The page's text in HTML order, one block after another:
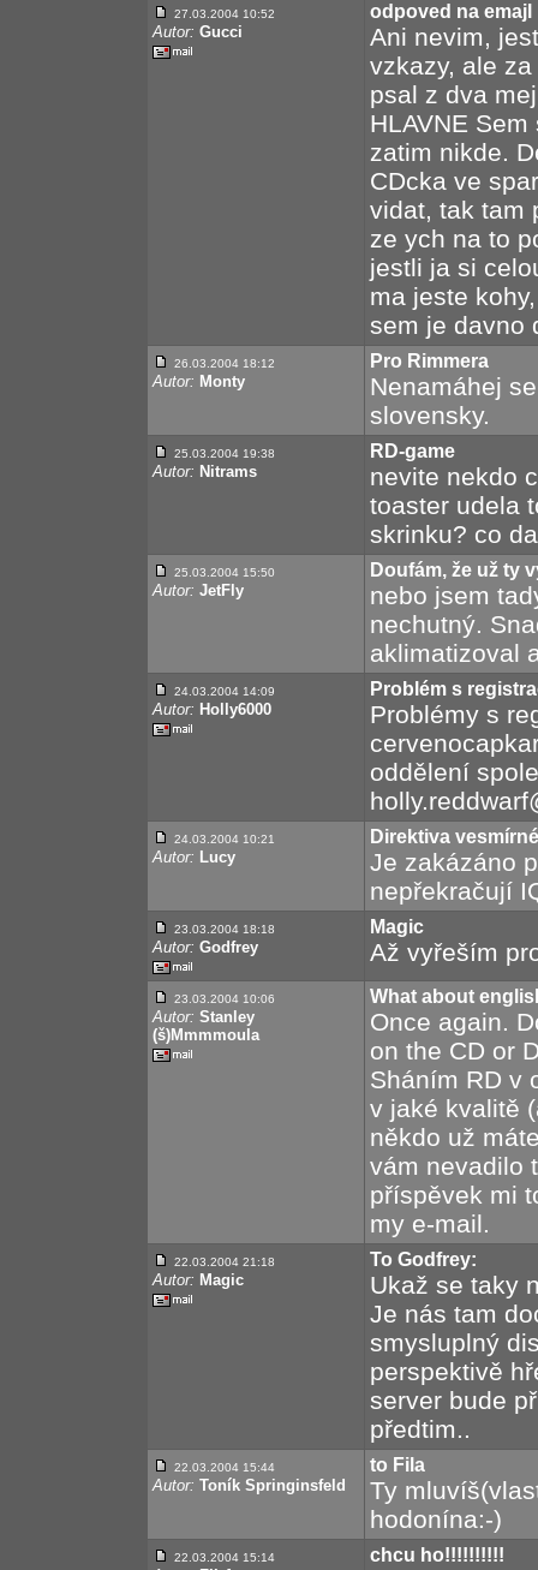
27.03.2004 10:52
Autor: Gucci
odpoved na emajl
Ani nevim,
vzkazy, ale
psal z dva
HLAVNE
zatim nikde.
CDcka ve
vidat, tak tam
ze ych na to
jestli ja si
ma jeste
sem je davno
26.03.2004 18:12
Autor: Monty
Pro Rimmera
Nenamáhej
slovensky.
25.03.2004 19:38
Autor: Nitrams
RD-game
nevite nekdo
toaster udela
skrinku? co
25.03.2004 15:50
Autor: JetFly
Doufám, že už ty
nebo jsem
nechutný.
aklimatizoval
24.03.2004 14:09
Autor: Holly6000
Problém s
Problémy s
oddělení
24.03.2004 10:21
Autor: Lucy
Direktiva
Je zakázáno
nepřekračují
23.03.2004 18:18
Autor: Godfrey
Magic
Až vyřeším
23.03.2004 10:06
Autor: Stanley
(š)Mmmmoula
What about
Once again.
on the CD or
Sháním RD v
v jaké kvalitě
někdo už
vám nevadilo
příspěvek mi
my e-mail.
22.03.2004 21:18
Autor: Magic
To Godfrey:
Ukaž se taky
Je nás tam
smysluplný
perspektivě
server bude
předtim..
22.03.2004 15:44
Autor: Toník Springinsfeld
to Fila
Ty
hodonína:-)
22.03.2004 15:14 chcu ho!!!!!!!!!!